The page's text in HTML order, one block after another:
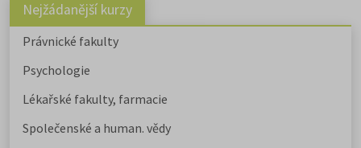
Nejžádanější kurzy
Právnické fakulty
Psychologie
Lékařské fakulty, farmacie
Společenské a human. vědy